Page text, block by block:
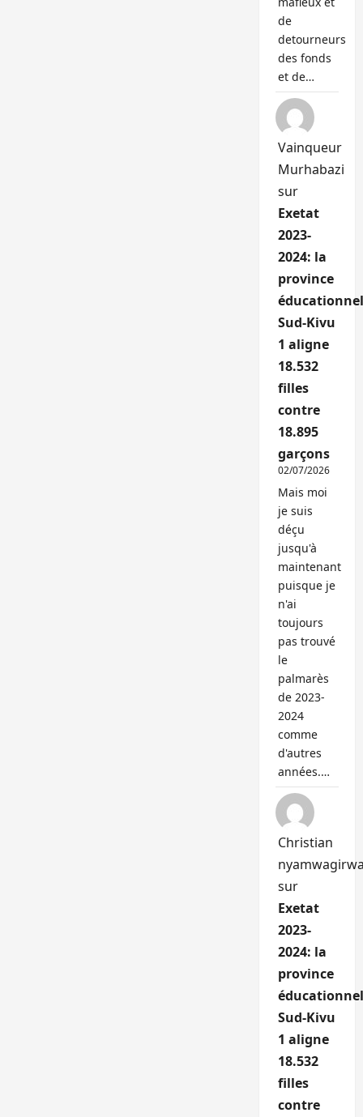
de
detourneurs
des fonds
et de…
Vainqueur
Murhabazi
sur
Exetat
2023-
2024: la
province
Sud-Kivu
1 aligne
18.532
filles
contre
18.895
garçons
02/07/2026
Mais moi
je suis
déçu
jusqu'à
maintenant
puisque je
n'ai
toujours
pas trouvé
le
palmarès
de 2023-
2024
comme
d'autres
années.…
Christian
sur
Exetat
2023-
2024: la
province
Sud-Kivu
1 aligne
18.532
filles
contre